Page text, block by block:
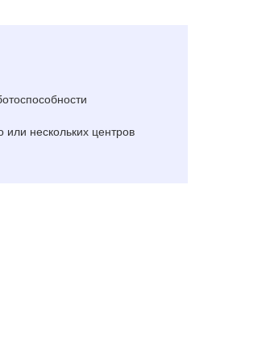
нескольких центров